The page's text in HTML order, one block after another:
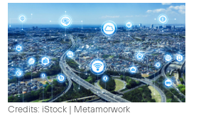
Credits: iStock | Metamorwork